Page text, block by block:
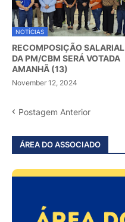
NOTÍCIAS
RECOMPOSIÇÃO SALARIAL
DA PM/CBM SERÁ VOTADA
AMANHÃ (13)
November 12, 2024
Postagem Anterior
ÁREA DO ASSOCIADO